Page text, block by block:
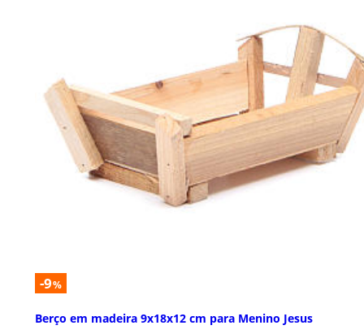
-9%
Berço em madeira 9x18x12 cm para Menino Jesus